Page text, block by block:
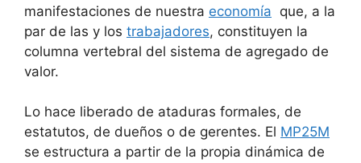
manifestaciones de nuestra economía que, a la
par de las y los trabajadores, constituyen la
columna vertebral del sistema de agregado de
valor.
Lo hace liberado de ataduras formales, de
estatutos, de dueños o de gerentes. El MP25M
se estructura a partir de la propia dinámica de